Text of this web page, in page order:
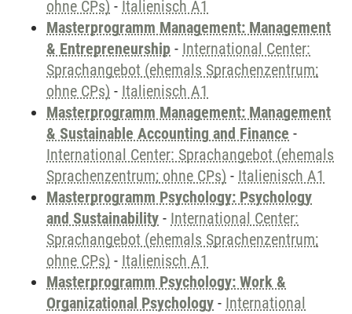
ohne CPs) - Italienisch A1
Masterprogramm Management: Management
& Entrepreneurship - International Center:
Sprachangebot (ehemals Sprachenzentrum;
ohne CPs) - Italienisch A1
Masterprogramm Management: Management
& Sustainable Accounting and Finance -
International Center: Sprachangebot (ehemals
Sprachenzentrum; ohne CPs) - Italienisch A1
Masterprogramm Psychology: Psychology
and Sustainability - International Center:
Sprachangebot (ehemals Sprachenzentrum;
ohne CPs) - Italienisch A1
Masterprogramm Psychology: Work &
Organizational Psychology - International